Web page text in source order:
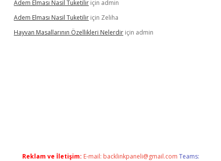
Adem Elması Nasil Tuketilir için admin
Adem Elması Nasil Tuketilir için Zeliha
Hayvan Masallarının Özellikleri Nelerdir için admin
Reklam ve İletişim: E-mail: backlinkpaneli@gmail.com Teams: